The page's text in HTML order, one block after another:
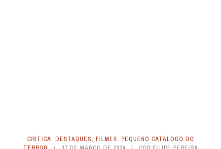
CRÍTICA, DESTAQUES, FILMES, PEQUENO CATÁLOGO DO